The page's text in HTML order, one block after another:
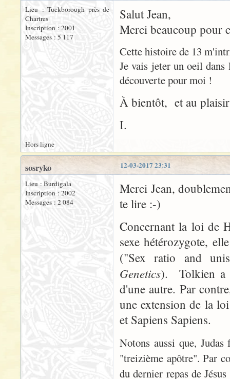
Lieu : Tuckborough près de
Chartres
Inscription : 2001
Messages : 5 117
Salut Jean,
Merci beaucoup pour
Cette histoire de 13
Je vais jeter un oeil
découverte pour moi !
À bientôt, et au
I.
Hors ligne
12-03-2017 23:31
sosryko
Lieu : Burdigala
Inscription : 2002
Messages : 2 084
Merci Jean,
te lire :-)
Concernant la loi de
sexe hétérozygote,
("Sex ratio and
Genetics). Tolkien a
d'une autre. Par
une extension de la
et Sapiens Sapiens.
Notons aussi que,
"treizième apôtre". Par
du dernier repas de